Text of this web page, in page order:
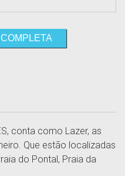
conta como Lazer, as
Que estão localizadas
do Pontal, Praia da